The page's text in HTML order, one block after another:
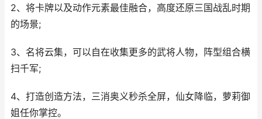
2、将卡牌以及动作元素最佳融合，高度还原三国战乱时期
的场景;
3、名将云集，可以自在收集更多的武将人物，阵型组合横
扫千军;
4、打造创造方法，三消奥义秒杀全屏，仙女降临，萝莉御
姐任你掌控。